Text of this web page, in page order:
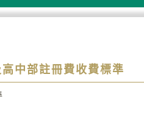
中部註冊費收費標準